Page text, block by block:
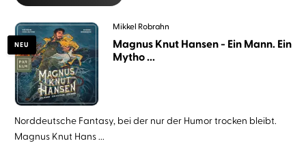
NEU
Mikkel Robrahn
Magnus Knut Hansen - Ein Mann. Ein
Mytho ...
Norddeutsche Fantasy, bei der nur der Humor trocken bleibt.
Magnus Knut Hans ...